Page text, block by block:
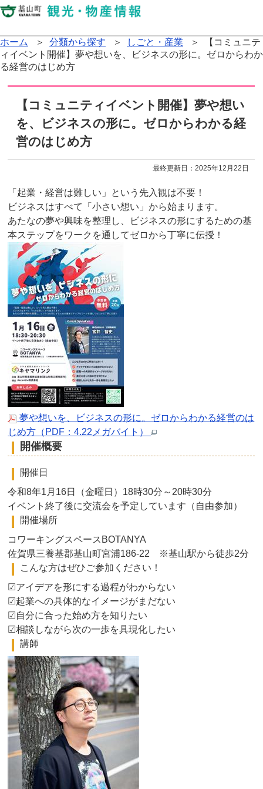
ホーム ＞ 分類から探す ＞ しごと・産業 ＞ 【コミュニテ
ィイベント開催】夢や想いを、ビジネスの形に。ゼロからわか
る経営のはじめ方
【コミュニティイベント開催】夢や想い
を、ビジネスの形に。ゼロからわかる経
営のはじめ方
最終更新日：2025年12月22日
「起業・経営は難しい」という先入観は不要！
ビジネスはすべて「小さい想い」から始まります。
あたなの夢や興味を整理し、ビジネスの形にするための基
本ステップをワークを通してゼロから丁寧に伝授！
夢や想いを、ビジネスの形に。ゼロからわかる経営のは
じめ方（PDF：4.22メガバイト）
開催概要
開催日
令和8年1月16日（金曜日）18時30分～20時30分
イベント終了後に交流会を予定しています（自由参加）
開催場所
コワーキングスペースBOTANYA
佐賀県三養基郡基山町宮浦186-22 ※基山駅から徒歩2分
こんな方はぜひご参加ください！
☑アイデアを形にする過程がわからない
☑起業への具体的なイメージがまだない
☑自分に合った始め方を知りたい
☑相談しながら次の一歩を具現化したい
講師